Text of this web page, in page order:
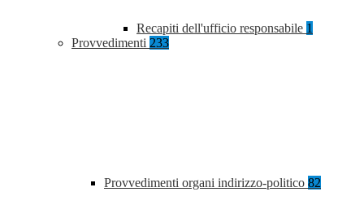
Recapiti dell'ufficio responsabile 1
Provvedimenti 233
Provvedimenti organi indirizzo-politico 82